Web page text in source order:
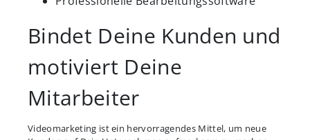
Bindet Deine Kunden und
motiviert Deine
Mitarbeiter
Videomarketing ist ein hervorragendes Mittel, um neue